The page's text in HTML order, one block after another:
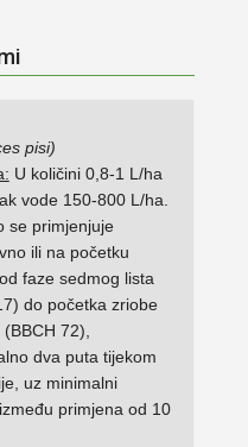
pisi)
U količini 0,8-1 L/ha
vode 150-800 L/ha.
se primjenjuje
ili na početku
faze sedmog lista
do početka zriobe
72),
dva puta tijekom
uz minimalni
primjena od 10